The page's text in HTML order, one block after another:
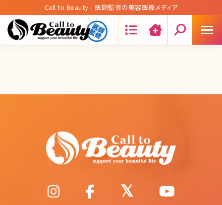
Call to Beauty - 医師監修の美容医療メディア